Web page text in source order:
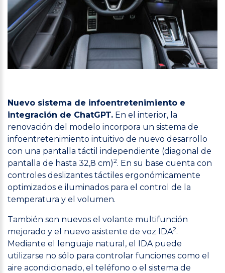
Nuevo sistema de infoentretenimiento e
integración de ChatGPT. En el interior, la
renovación del modelo incorpora un sistema de
infoentretenimiento intuitivo de nuevo desarrollo
con una pantalla táctil independiente (diagonal de
pantalla de hasta 32,8 cm)2. En su base cuenta con
controles deslizantes táctiles ergonómicamente
optimizados e iluminados para el control de la
temperatura y el volumen.
También son nuevos el volante multifunción
mejorado y el nuevo asistente de voz IDA2.
Mediante el lenguaje natural, el IDA puede
utilizarse no sólo para controlar funciones como el
aire acondicionado, el teléfono o el sistema de